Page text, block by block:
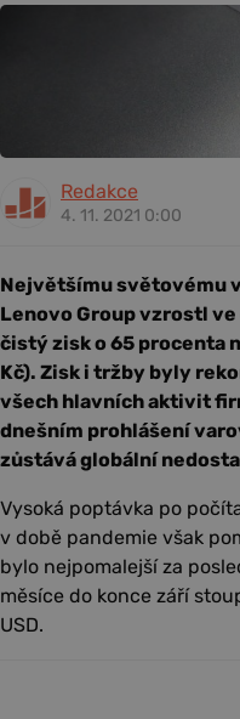
Redakce
4. 11. 2021 0:00
Největšímu světovému
Lenovo Group vzrostl
čistý zisk o 65 procenta
Kč). Zisk i tržby byly
všech hlavních aktivit
dnešním prohlášení
zůstává globální
Vysoká poptávka po
v době pandemie však
bylo nejpomalejší za
měsíce do konce září
USD.